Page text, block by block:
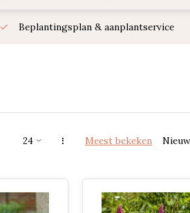
Beplantingsplan & aanplantservice
Meest bekeken